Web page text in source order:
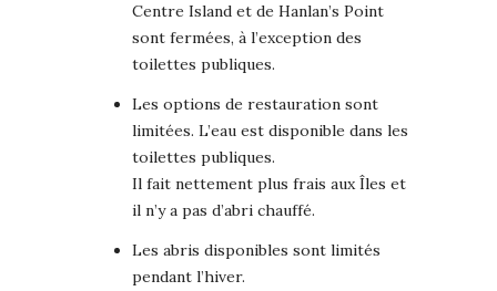
Centre Island et de Hanlan’s Point
sont fermées, à l’exception des
toilettes publiques.
Les options de restauration sont
limitées. L’eau est disponible dans les
toilettes publiques.
Il fait nettement plus frais aux Îles et
il n’y a pas d’abri chauffé.
Les abris disponibles sont limités
pendant l’hiver.